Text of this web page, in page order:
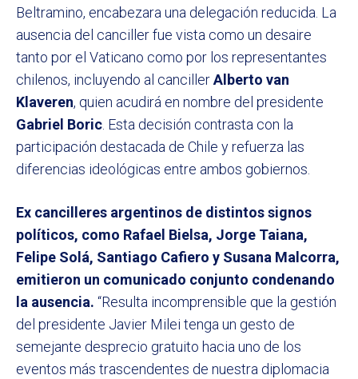
Beltramino, encabezara una delegación reducida. La
ausencia del canciller fue vista como un desaire
tanto por el Vaticano como por los representantes
chilenos, incluyendo al cancillerAlberto van
Klaveren, quien acudirá en nombre del presidente
Gabriel Boric . Esta decisión contrasta con la
participación destacada de Chile y refuerza las
diferencias ideológicas entre ambos gobiernos.
Ex cancilleres argentinos de distintos signos
políticos, como Rafael Bielsa, Jorge Taiana,
Felipe Solá, Santiago Cafiero y Susana Malcorra,
emitieron un comunicado conjunto condenando
la ausencia. “Resulta incomprensible que la gestión
del presidente Javier Milei tenga un gesto de
semejante desprecio gratuito hacia uno de los
eventos más trascendentes de nuestra diplomacia